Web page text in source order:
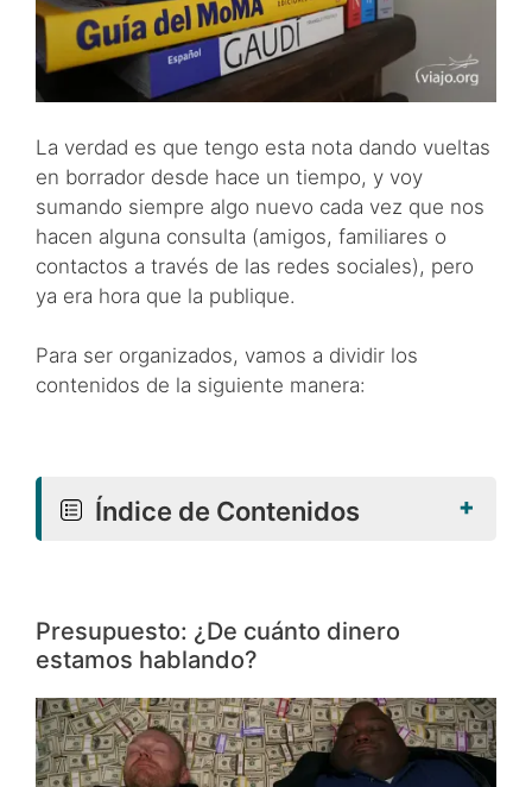
La verdad es que tengo esta nota dando vueltas
en borrador desde hace un tiempo, y voy
sumando siempre algo nuevo cada vez que nos
hacen alguna consulta (amigos, familiares o
contactos a través de las redes sociales), pero
ya era hora que la publique.
Para ser organizados, vamos a dividir los
contenidos de la siguiente manera:
Índice de Contenidos +
Presupuesto: ¿De cuánto dinero
estamos hablando?